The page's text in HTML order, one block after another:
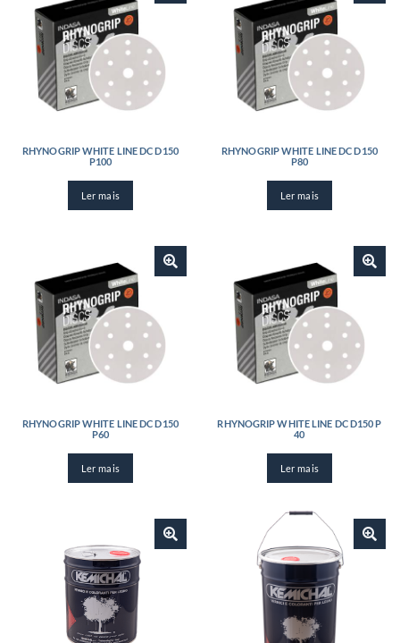
RHYNOGRIP WHITE LINE DC D150
P100
Ler mais
RHYNOGRIP WHITE LINE DC D150
P80
Ler mais
RHYNOGRIP WHITE LINE DC D150
P60
Ler mais
RHYNOGRIP WHITE LINE DC D150 P
40
Ler mais